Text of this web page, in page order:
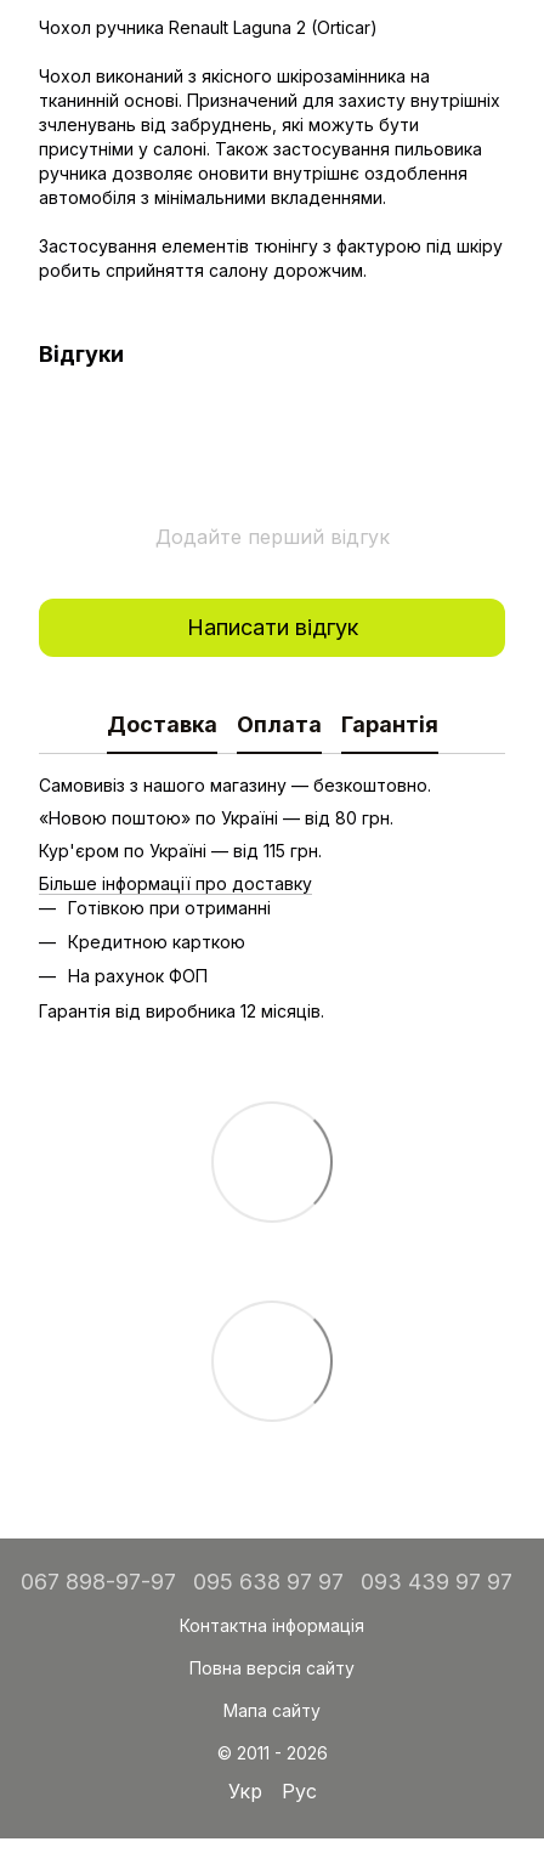
Чохол ручника Renault Laguna 2 (Orticar)
Чохол виконаний з якісного шкірозамінника на
тканинній основі. Призначений для захисту внутрішніх
зчленувань від забруднень, які можуть бути
присутніми у салоні. Також застосування пильовика
ручника дозволяє оновити внутрішнє оздоблення
автомобіля з мінімальними вкладеннями.
Застосування елементів тюнінгу з фактурою під шкіру
робить сприйняття салону дорожчим.
Відгуки
Додайте перший відгук
Написати відгук
Доставка Оплата Гарантія
Самовивіз з нашого магазину — безкоштовно.
«Новою поштою» по Україні — від 80 грн.
Кур'єром по Україні — від 115 грн.
Більше інформації про доставку
Готівкою при отриманні
Кредитною карткою
На рахунок ФОП
Гарантія від виробника 12 місяців.
067 898-97-97 095 638 97 97 093 439 97 97
Контактна інформація
Повна версія сайту
Мапа сайту
© 2011 - 2026
Укр Рус